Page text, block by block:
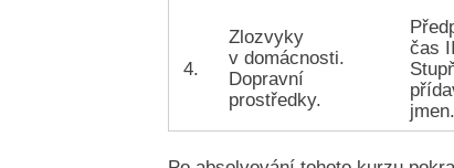
4.
Zlozvyky
v domácnosti.
Dopravní
prostředky.
čas
jmen.